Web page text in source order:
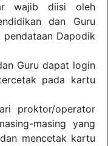
wajib diisi oleh
dan Guru
Dapodik
Guru dapat login
pada kartu
proktor/operator
masing yang
mencetak kartu